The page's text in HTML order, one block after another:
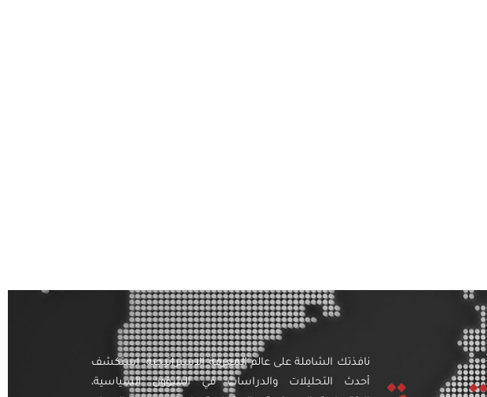
نافذتك الشاملة على عالم المعرفة الاستراتيجية. استكشف
أحدث التحليلات والدراسات في الشؤون السياسية،